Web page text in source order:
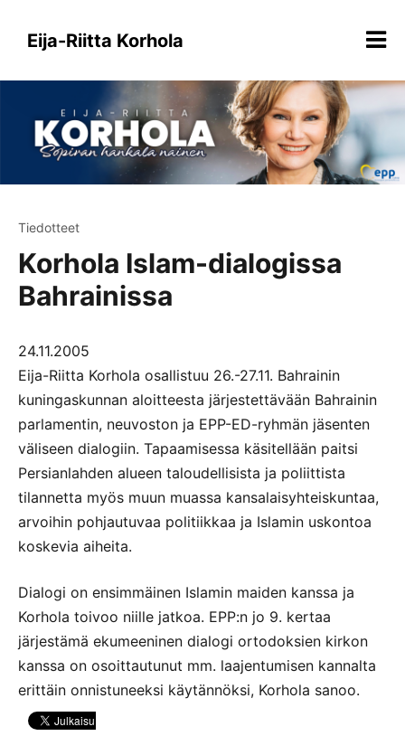
sisältöönEija-Riitta Korhola
Tiedotteet
Korhola Islam-dialogissa
Bahrainissa
24.11.2005
Eija-Riitta Korhola osallistuu 26.-27.11. Bahrainin
kuningaskunnan aloitteesta järjestettävään Bahrainin
parlamentin, neuvoston ja EPP-ED-ryhmän jäsenten
väliseen dialogiin. Tapaamisessa käsitellään paitsi
Persianlahden alueen taloudellisista ja poliittista
tilannetta myös muun muassa kansalaisyhteiskuntaa,
arvoihin pohjautuvaa politiikkaa ja Islamin uskontoa
koskevia aiheita.
Dialogi on ensimmäinen Islamin maiden kanssa ja
Korhola toivoo niille jatkoa. EPP:n jo 9. kertaa
järjestämä ekumeeninen dialogi ortodoksien kirkon
kanssa on osoittautunut mm. laajentumisen kannalta
erittäin onnistuneeksi käytännöksi, Korhola sanoo.